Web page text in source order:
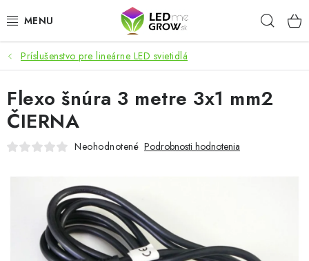
na
AKCIE
LED OSVETLENIE PRE RASTLINY
PESTOVATEĽSKÉ POTREBY
MICROGREENS
SMART GARDEN
Príslušenstvo pre lineárne LED svietidlá
Flexo šnúra 3 metre 3x1 mm2
ČIERNA
Neohodnotené Podrobnosti hodnotenia